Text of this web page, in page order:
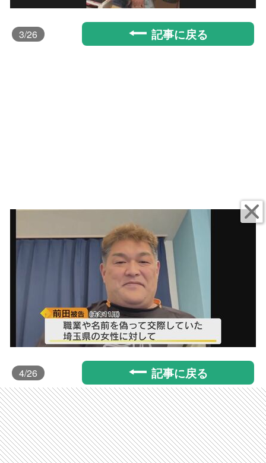
3/26 記事に戻る
4/26 記事に戻る